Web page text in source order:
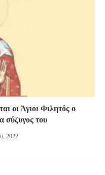
οι Άγιοι Φιλητός ο
σύζυγος του
2022